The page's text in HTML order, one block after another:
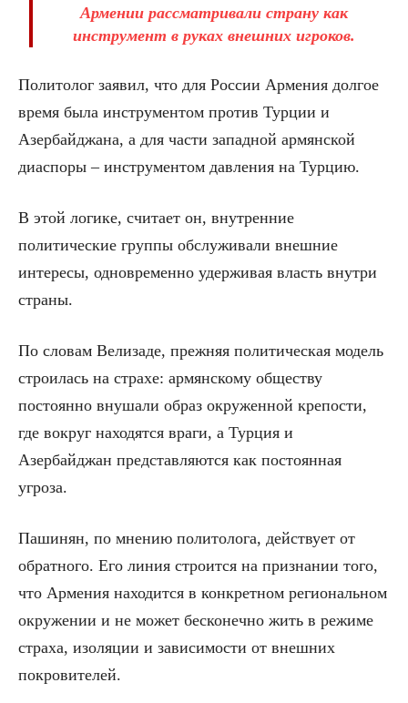
Армении рассматривали страну как
инструмент в руках внешних игроков.
Политолог заявил, что для России Армения долгое
время была инструментом против Турции и
Азербайджана, а для части западной армянской
диаспоры – инструментом давления на Турцию.
В этой логике, считает он, внутренние
политические группы обслуживали внешние
интересы, одновременно удерживая власть внутри
страны.
По словам Велизаде, прежняя политическая модель
строилась на страхе: армянскому обществу
постоянно внушали образ окруженной крепости,
где вокруг находятся враги, а Турция и
Азербайджан представляются как постоянная
угроза.
Пашинян, по мнению политолога, действует от
обратного. Его линия строится на признании того,
что Армения находится в конкретном региональном
окружении и не может бесконечно жить в режиме
страха, изоляции и зависимости от внешних
покровителей.